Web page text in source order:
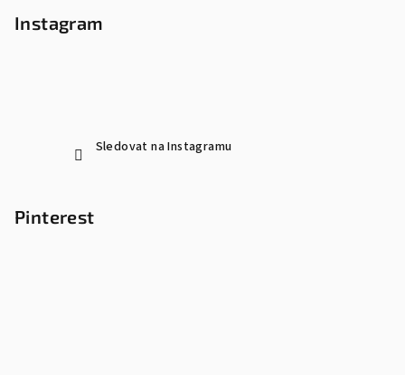
Instagram
Sledovat na Instagramu
Pinterest